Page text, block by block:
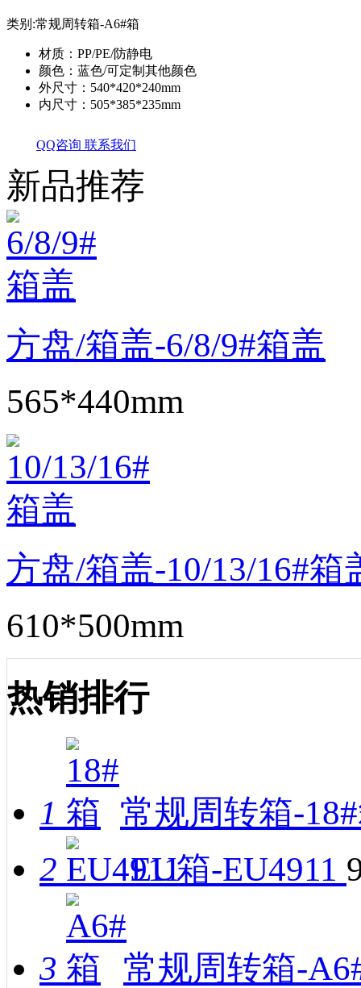
类别:常规周转箱-A6#箱
材质：PP/PE/防静电
颜色：蓝色/可定制其他颜色
外尺寸：540*420*240mm
内尺寸：505*385*235mm
QQ咨询 联系我们
新品推荐
方盘/箱盖-6/8/9#箱盖
565*440mm
方盘/箱盖-10/13/16#箱
610*500mm
热销排行
1
常规周转箱-
2
EU箱-EU4911
3 常规周转箱-